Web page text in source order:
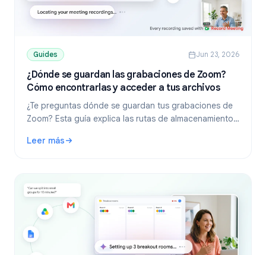
Guides Jun 23, 2026
¿Dónde se guardan las grabaciones de Zoom?
Cómo encontrarlas y acceder a tus archivos
¿Te preguntas dónde se guardan tus grabaciones de
Zoom? Esta guía explica las rutas de almacenamiento
de cómo descargar y compartir tus archivos.
Leer más
: ¿Dónde se guardan las grabaciones de Zoom? Cómo